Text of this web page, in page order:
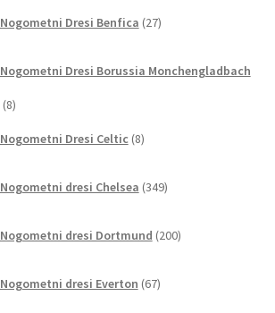
Nogometni Dresi Benfica 27izdelkov
Nogometni Dresi Borussia Monchengladbach
88
Nogometni Dresi Celtic 8izdelkov
Nogometni dresi Chelsea 349izdelkov
Nogometni dresi Dortmund 200izdelkov
Nogometni dresi Everton 67izdelkov